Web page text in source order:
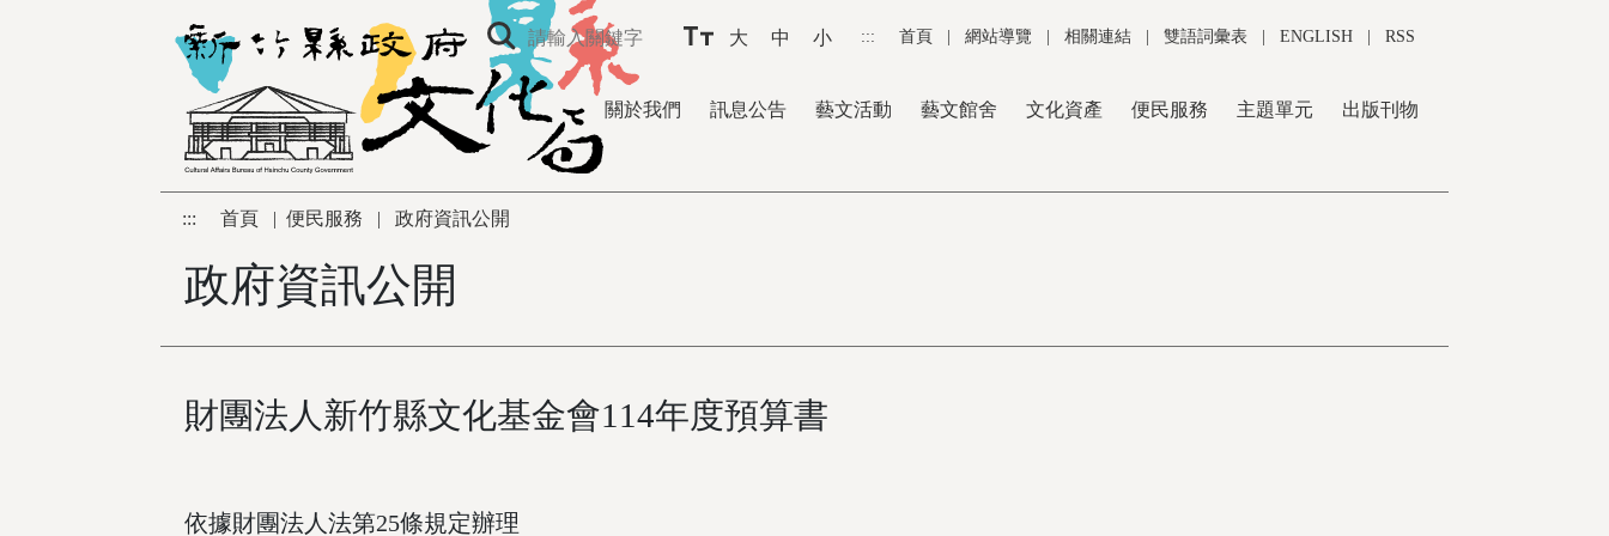
大 中 小 ::: 首頁 網站導覽 相關連結 雙語詞彙表 ENGLISH RSS
關於我們 訊息公告 藝文活動 藝文館舍 文化資產 便民服務 主題單元 出版刊物
::: 首頁 | 便民服務 | 政府資訊公開
政府資訊公開
財團法人新竹縣文化基金會114年度預算書
依據財團法人法第25條規定辦理